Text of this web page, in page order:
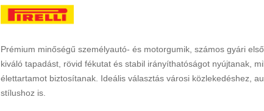
Prémium minőségű személyautó- és motorgumik, számos gyári
kiváló tapadást, rövid fékutat és stabil irányíthatóságot nyújtanak,
élettartamot biztosítanak. Ideális választás városi közlekedéshez,
stílushoz is.